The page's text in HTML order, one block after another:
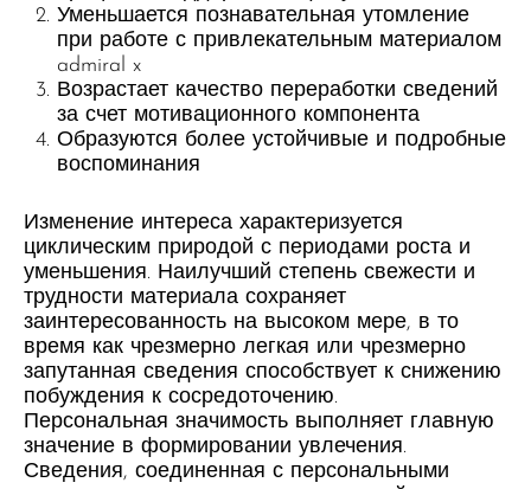
Уменьшается познавательная утомление
при работе с привлекательным материалом
admiral x
Возрастает качество переработки сведений
за счет мотивационного компонента
Образуются более устойчивые и подробные
воспоминания
Изменение интереса характеризуется
циклическим природой с периодами роста и
уменьшения. Наилучший степень свежести и
трудности материала сохраняет
заинтересованность на высоком мере, в то
время как чрезмерно легкая или чрезмерно
запутанная сведения способствует к снижению
побуждения к сосредоточению.
Персональная значимость выполняет главную
значение в формировании увлечения.
Сведения, соединенная с персональными